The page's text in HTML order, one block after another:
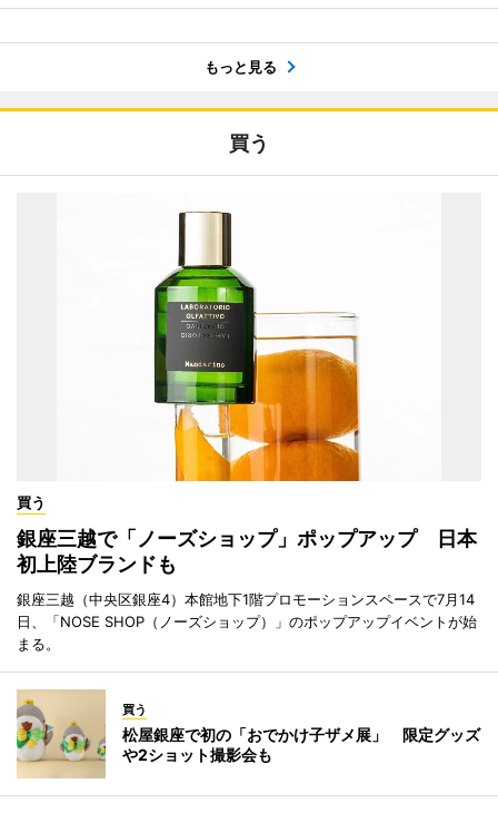
もっと見る
買う
買う
銀座三越で「ノーズショップ」ポップアップ 日本
初上陸ブランドも
銀座三越（中央区銀座4）本館地下1階プロモーションスペースで7月14
日、「NOSE SHOP（ノーズショップ）」のポップアップイベントが始
まる。
買う
松屋銀座で初の「おでかけ子ザメ展」 限定グッズ
や2ショット撮影会も